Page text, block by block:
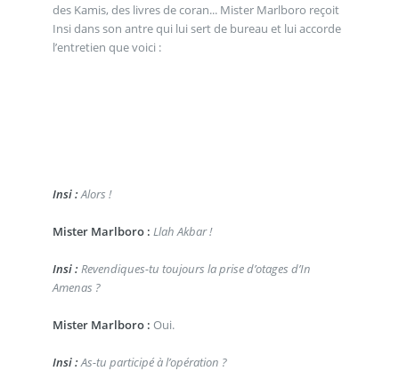
des Kamis, des livres de coran... Mister Marlboro reçoit
Insi dans son antre qui lui sert de bureau et lui accorde
l’entretien que voici :
Insi : Alors !
Mister Marlboro : Llah Akbar !
Insi : Revendiques-tu toujours la prise d’otages d’In
Amenas ?
Mister Marlboro : Oui.
Insi :As-tu participé à l’opération ?